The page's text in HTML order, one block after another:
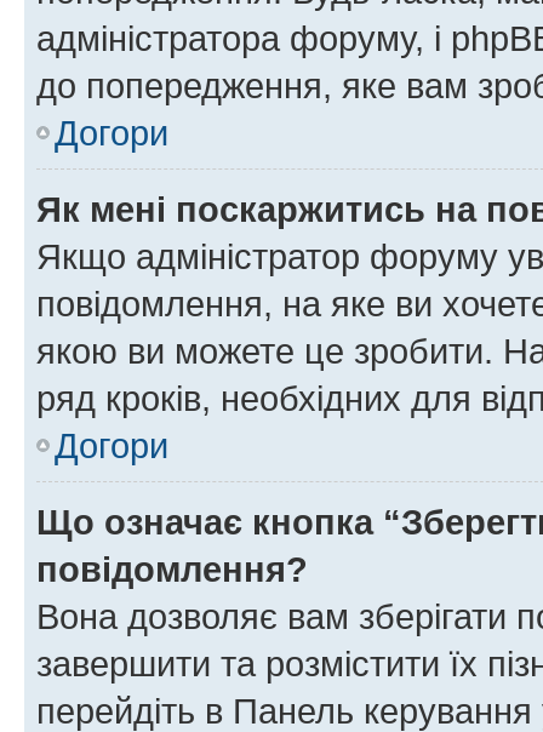
адміністратора форуму, і
до попередження, яке вам
Догори
Як мені поскаржитись на
Якщо адміністратор форуму
повідомлення, на яке ви
якою ви можете це зробити.
ряд кроків, необхідних для
Догори
Що означає кнопка
повідомлення?
Вона дозволяє вам зберігати
завершити та розмістити їх
перейдіть в Панель керування